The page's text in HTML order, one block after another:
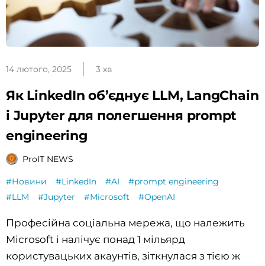
14 лютого, 2025 3 хв
Як LinkedIn об’єднує LLM, LangChain
і Jupyter для полегшення prompt
engineering
ProIT NEWS
#Новини #LinkedIn #AI
#prompt engineering
#LLM
#Jupyter #Microsoft #OpenAI
Професійна соціальна мережа, що належить
Microsoft і налічує понад 1 мільярд
користувацьких акаунтів, зіткнулася з тією ж